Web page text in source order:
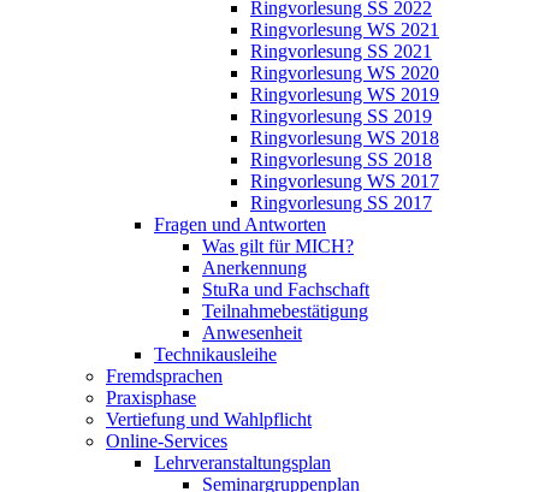
Ringvorlesung SS 2022
Ringvorlesung WS 2021
Ringvorlesung SS 2021
Ringvorlesung WS 2020
Ringvorlesung WS 2019
Ringvorlesung SS 2019
Ringvorlesung WS 2018
Ringvorlesung SS 2018
Ringvorlesung WS 2017
Ringvorlesung SS 2017
Fragen und Antworten
Was gilt für MICH?
Anerkennung
StuRa und Fachschaft
Teilnahmebestätigung
Anwesenheit
Technikausleihe
Fremdsprachen
Praxisphase
Vertiefung und Wahlpflicht
Online-Services
Lehrveranstaltungsplan
Seminargruppenplan